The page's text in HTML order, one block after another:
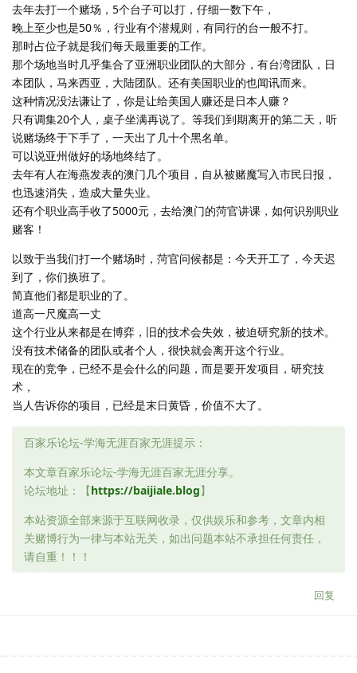
去年去打一个赌场，5个台子可以打，仔细一数下午，
晚上至少也是50％，行业有个潜规则，有同行的台一般不打。
那时占位子就是我们每天最重要的工作。
那个场地当时几乎集合了亚洲职业团队的大部分，有台湾团队，日
本团队，马来西亚，大陆团队。还有美国职业的也闻讯而来。
这种情况没法谦让了，你是让给美国人赚还是日本人赚？
只有调集20个人，桌子坐满再说了。等我们到期离开的第二天，听
说赌场终于下手了，一天出了几十个黑名单。
可以说亚州做好的场地终结了。
去年有人在海燕发表的澳门几个项目，自从被赌魔写入市民日报，
也迅速消失，造成大量失业。
还有个职业高手收了5000元，去给澳门的菏官讲课，如何识别职业
赌客！
以致于当我们打一个赌场时，菏官问候都是：今天开工了，今天迟
到了，你们换班了。
简直他们都是职业的了。
道高一尺魔高一丈
这个行业从来都是在博弈，旧的技术会失效，被迫研究新的技术。
没有技术储备的团队或者个人，很快就会离开这个行业。
现在的竞争，已经不是会什么的问题，而是要开发项目，研究技
术，
当人告诉你的项目，已经是末日黄昏，价值不大了。
百家乐论坛-学海无涯百家无涯提示：
本文章百家乐论坛-学海无涯百家无涯分享。
论坛地址：【https://baijiale.blog】
本站资源全部来源于互联网收录，仅供娱乐和参考，文章内相
关赌博行为一律与本站无关，如出问题本站不承担任何责任，
请自重！！！
回复